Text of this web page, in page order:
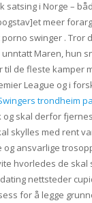
satsing i Norge –
meer
swinger . Tror
Maren, hun
de fleste kamper
League og i
trondheim
skal derfor
skylles med rent
og ansvarlige
hvorledes de skal
nettsteder
for å legge